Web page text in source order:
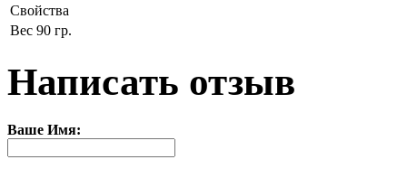
Свойства
Вес 90 гр.
Написать отзыв
Ваше Имя: